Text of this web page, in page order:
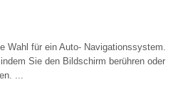
Wahl für ein Auto- Navigationssystem.
Sie den Bildschirm berühren oder
...